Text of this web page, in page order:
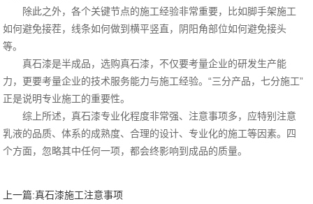
除此之外，各个关键节点的施工经验非常重要，比如脚手架施工
如何避免接茬，线条如何做到横平竖直，阴阳角部位如何避免接头
等。
真石漆是半成品，选购真石漆，不仅要考量企业的研发生产能
力，更要考量企业的技术服务能力与施工经验。“三分产品，七分施工”
正是说明专业施工的重要性。
综上所述，真石漆专业化程度非常强、注意事项多，应特别注意
乳液的品质、体系的成熟度、合理的设计、专业化的施工等因素。四
个方面，忽略其中任何一项，都会终影响到成品的质量。
上一篇:真石漆施工注意事项